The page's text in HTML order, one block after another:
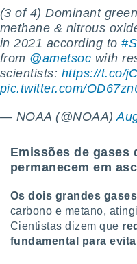
ou opor-
qualquer
em “
na
o
de
ou aceder
num
para
(3 of 4) Dominant
methane & nitrous
in 2021 according to
from @ametsoc with
scientists: https://t.co/
pic.twitter.com/
— NOAA (@NOAA)
Emissões de gases
permanecem em
Os dois grandes
carbono e metano,
Cientistas dizem que
fundamental para